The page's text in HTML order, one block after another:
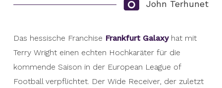
John Terhunet
Das hessische Franchise Frankfurt Galaxyhat mit
Terry Wright einen echten Hochkaräter für die
kommende Saison in der European League of
Football verpflichtet. Der Wide Receiver, der zuletzt